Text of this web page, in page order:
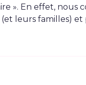
». En effet,
(et leurs familles)